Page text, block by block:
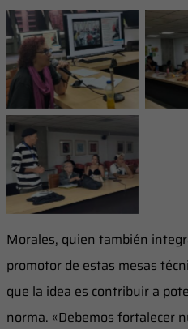
Profesora
Margarita Morales,
una de las
impulsora de los
debates
Las
Representantes de
12 estados
presentes en los
debates
Morales, quien también
promotor de estas mesas
que la idea es contribuir a
norma. «Debemos fortalecer